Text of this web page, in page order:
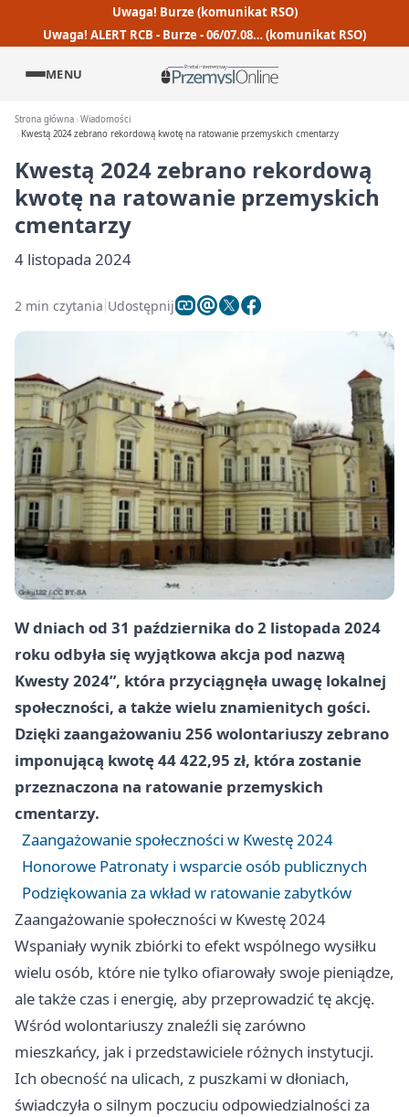
Uwaga! Burze (komunikat RSO)
Uwaga! ALERT RCB - Burze - 06/07.08… (komunikat RSO)
MENU
Strona główna Wiadomości
Kwestą 2024 zebrano rekordową kwotę na ratowanie przemyskich cmentarzy
Kwestą 2024 zebrano rekordową
kwotę na ratowanie przemyskich
cmentarzy
4 listopada 2024
2 min czytania Udostępnij
W dniach od 31 października do 2 listopada 2024
roku odbyła się wyjątkowa akcja pod nazwą
Kwesty 2024”, która przyciągnęła uwagę lokalnej
społeczności, a także wielu znamienitych gości.
Dzięki zaangażowaniu 256 wolontariuszy zebrano
imponującą kwotę 44 422,95 zł, która zostanie
przeznaczona na ratowanie przemyskich
cmentarzy.
Zaangażowanie społeczności w Kwestę 2024
Honorowe Patronaty i wsparcie osób publicznych
Podziękowania za wkład w ratowanie zabytków
Zaangażowanie społeczności w Kwestę 2024
Wspaniały wynik zbiórki to efekt wspólnego wysiłku
wielu osób, które nie tylko ofiarowały swoje pieniądze,
ale także czas i energię, aby przeprowadzić tę akcję.
Wśród wolontariuszy znaleźli się zarówno
mieszkańcy, jak i przedstawiciele różnych instytucji.
Ich obecność na ulicach, z puszkami w dłoniach,
świadczyła o silnym poczuciu odpowiedzialności za